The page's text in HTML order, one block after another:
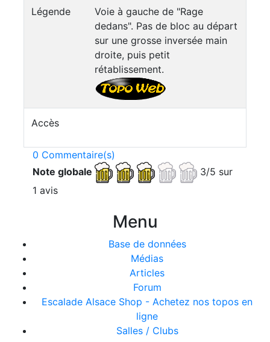
Légende
Voie à gauche de "Rage
dedans". Pas de bloc au départ
sur une grosse inversée main
droite, puis petit
rétablissement.
Accès
0 Commentaire(s)
Note globale
3/5 sur
1 avis
Menu
Base de données
Médias
Articles
Forum
Escalade Alsace Shop - Achetez nos topos en
ligne
Salles / Clubs